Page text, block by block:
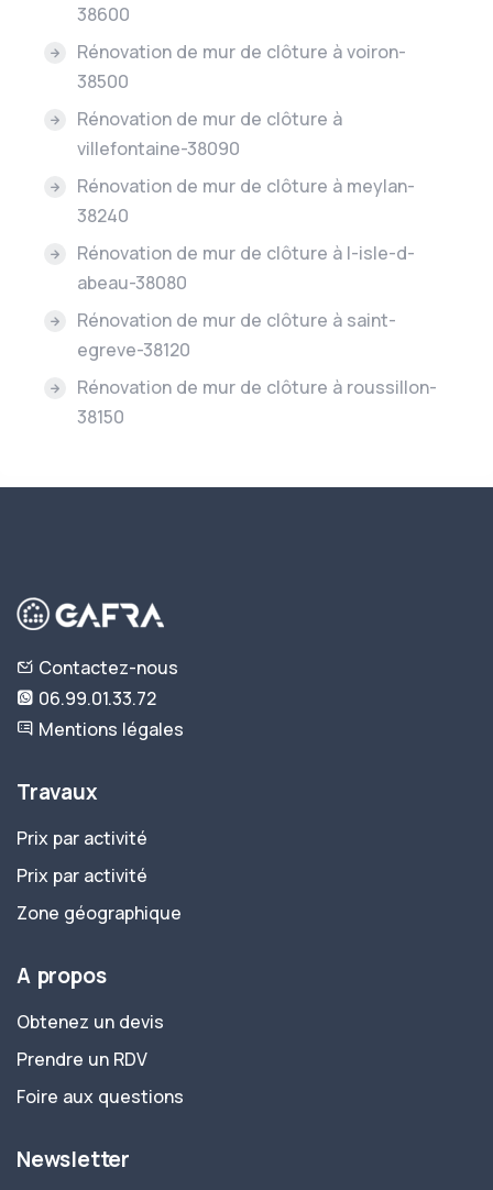
38600
Rénovation de mur de clôture à voiron-
38500
Rénovation de mur de clôture à
villefontaine-38090
Rénovation de mur de clôture à meylan-
38240
Rénovation de mur de clôture à l-isle-d-
abeau-38080
Rénovation de mur de clôture à saint-
egreve-38120
Rénovation de mur de clôture à roussillon-
38150
Contactez-nous
06.99.01.33.72
Mentions légales
Travaux
Prix par activité
Prix par activité
Zone géographique
A propos
Obtenez un devis
Prendre un RDV
Foire aux questions
Newsletter